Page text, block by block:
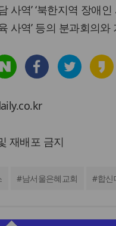
역’ ‘북한지역 장애인
사역’ 등의 분과회의
재배포 금지
#남서울은혜교회 #합신